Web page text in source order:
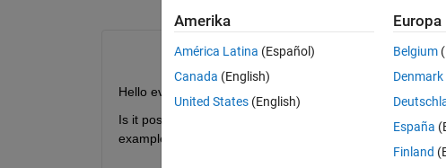
Hello everyone.
Is it possible to use a function handle within a femodel?
example:
Amerika
América Latina (Español)
Canada (English)
United States (English)
Europa
Belgium
Denmark
España
Finland